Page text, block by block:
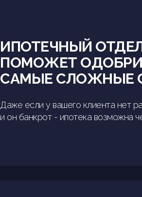
ИПОТЕЧНЫЙ
ПОМОЖЕТ
САМЫЕ СЛОЖНЫЕ
Даже если у вашего клиента нет
и он банкрот - ипотека возможна